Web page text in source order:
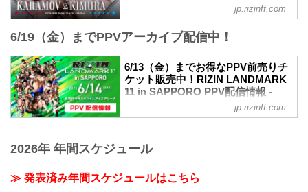
2025年6月14日（土）12:00開場 / 14:00開
始
※オープニングファイトは12:30開始予定
終了予定時間
19:00〜20:00頃
※試合内容、イベント進行によって終了
予定時間が前後することがありますので
ご了承ください。
真駒内セキスイハイムアイスアリーナ
約25分
「上町1丁目」バス停留所 徒歩約5分
動画版チャーリーガイド（見所解説）
戦カードの見所を紹介！選手のバッグボ
ーンやストロングポイントを把握すれ
ば、試合観戦がもっと楽しくなる！観戦
前に是非チェックしておこう！
柊也
ヴガール・ケラモフ vs. 木村柊也
jp.rizinff.com
6/19（金）までPPVアーカイブ配信中！
6/13（金）までお得なPPV前売りチ
ケット販売中！RIZIN LANDMARK
11 in SAPPORO PPV配信情報 -
RIZIN FIGHTING FEDERATION オ
フィシャルサイト
PPV配信チケットが、5月26日（月）12
NEXT、RIZIN LIVEにて販売がスタート
するぞ！
jp.rizinff.com
2026年 年間スケジュール
≫ 発表済み年間スケジュールはこちら